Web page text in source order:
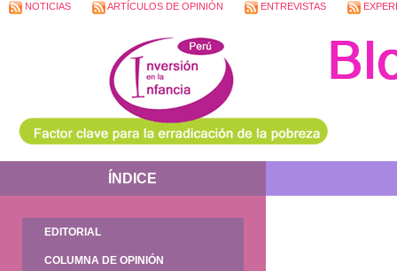
NOTICIAS ARTÍCULOS DE OPINIÓN ENTREVISTAS
ÍNDICE
EDITORIAL
COLUMNA DE OPINIÓN